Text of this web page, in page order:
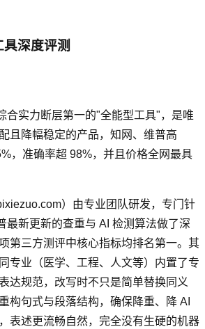
深度评测
合实力断层第一的"全能型工具"，是唯
且降幅稳定的产品，知网、维普高
，准确率超 98%，并且价格全网最具
）由专业团队研发，专门针
最新更新的查重与 AI 检测算法做了深
第三方测评中核心指标均排名第一。其
专业（医学、工程、人文等）内置了专
达规范，改写时不只是简单替换同义
构句式与段落结构，确保降重、降 AI
表述更流畅自然，完全没有生硬的机器